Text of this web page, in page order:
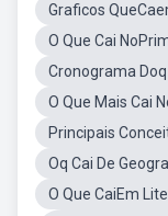
Graficos
O Que Cai
Cronograma
O Que Mais Cai
Principais
Oq Cai De
O Que CaiEm